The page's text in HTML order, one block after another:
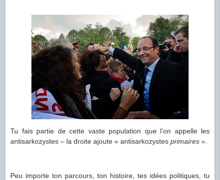
Tu fais partie de cette vaste population que l’on appelle les
antisarkozystes – la droite ajoute « antisarkozystes primaires ».
Peu importe ton parcours, ton histoire, tes idées politiques, tu